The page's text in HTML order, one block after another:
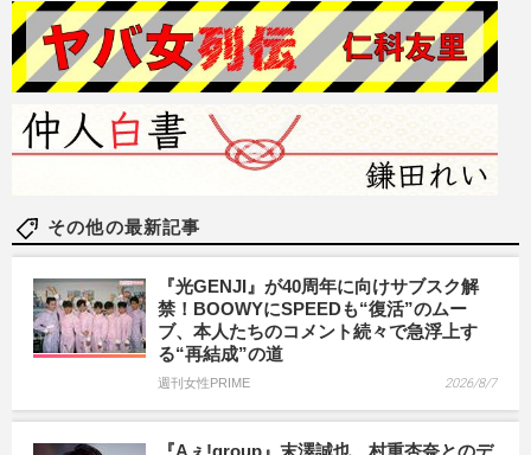
その他の最新記事
『光GENJI』が40周年に向けサブスク解
禁！BOOWYにSPEEDも“復活”のムー
ブ、本人たちのコメント続々で急浮上す
る“再結成”の道
週刊女性PRIME 2026/8/7
『Aぇ!group』末澤誠也、村重杏奈とのデ